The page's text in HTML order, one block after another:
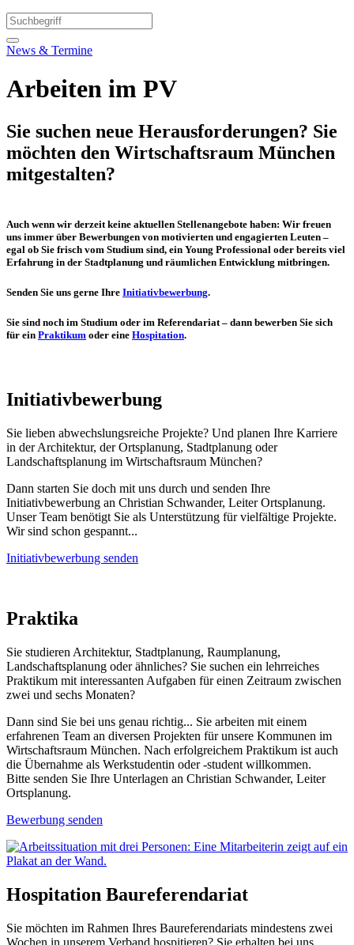
News & Termine
Arbeiten im PV
Sie suchen neue Herausforderungen? Sie
möchten den Wirtschaftsraum München
mitgestalten?
Auch wenn wir derzeit keine aktuellen Stellenangebote haben: Wir freuen
uns immer über Bewerbungen von motivierten und engagierten Leuten –
egal ob Sie frisch vom Studium sind, ein Young Professional oder bereits viel
Erfahrung in der Stadtplanung und räumlichen Entwicklung mitbringen.
Senden Sie uns gerne Ihre Initiativbewerbung.
Sie sind noch im Studium oder im Referendariat – dann bewerben Sie sich
für ein Praktikum oder eine Hospitation.
Initiativbewerbung
Sie lieben abwechslungsreiche Projekte? Und planen Ihre Karriere
in der Architektur, der Ortsplanung, Stadtplanung oder
Landschaftsplanung im Wirtschaftsraum München?
Dann starten Sie doch mit uns durch und senden Ihre
Initiativbewerbung an Christian Schwander, Leiter Ortsplanung.
Unser Team benötigt Sie als Unterstützung für vielfältige Projekte.
Wir sind schon gespannt...
Initiativbewerbung senden
Praktika
Sie studieren Architektur, Stadtplanung, Raumplanung,
Landschaftsplanung oder ähnliches? Sie suchen ein lehrreiches
Praktikum mit interessanten Aufgaben für einen Zeitraum zwischen
zwei und sechs Monaten?
Dann sind Sie bei uns genau richtig... Sie arbeiten mit einem
erfahrenen Team an diversen Projekten für unsere Kommunen im
Wirtschaftsraum München. Nach erfolgreichem Praktikum ist auch
die Übernahme als Werkstudentin oder -student willkommen.
Bitte senden Sie Ihre Unterlagen an Christian Schwander, Leiter
Ortsplanung.
Bewerbung senden
Hospitation Baureferendariat
Sie möchten im Rahmen Ihres Baureferendariats mindestens zwei
Wochen in unserem Verband hospitieren? Sie erhalten bei uns